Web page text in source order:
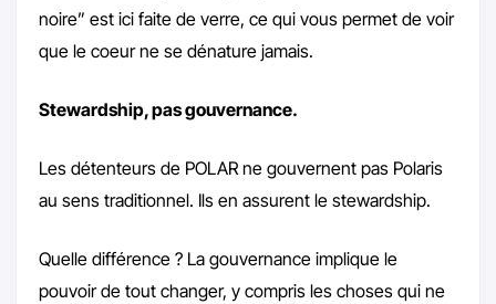
noire” est ici faite de verre, ce qui vous permet de voir
que le coeur ne se dénature jamais.
Stewardship, pas gouvernance.
Les détenteurs de POLAR ne gouvernent pas Polaris
au sens traditionnel. Ils en assurent le stewardship.
Quelle différence ? La gouvernance implique le
pouvoir de tout changer, y compris les choses qui ne